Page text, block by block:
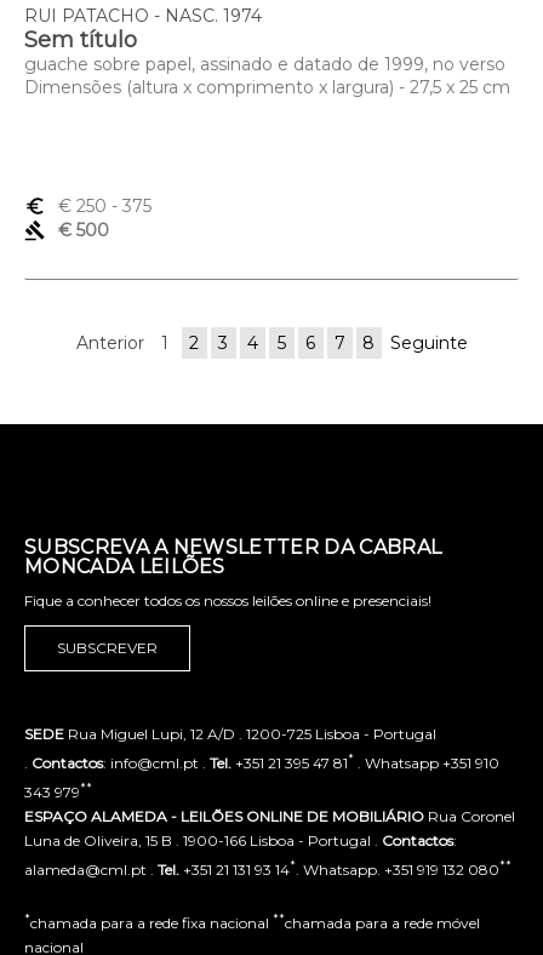
RUI PATACHO - NASC. 1974
Sem título
guache sobre papel, assinado e datado de 1999, no verso
Dimensões (altura x comprimento x largura) - 27,5 x 25 cm
euro_symbol € 250 - 375
gavel
€ 500
Anterior 1 2 3 4 5 6 7 8 Seguinte
SUBSCREVA A NEWSLETTER DA CABRAL
MONCADA LEILÕES
Fique a conhecer todos os nossos leilões online e presenciais!
SUBSCREVER
SEDE Rua Miguel Lupi, 12 A/D . 1200-725 Lisboa - Portugal
. Contactos: info@cml.pt . Tel. +351 21 395 47 81* . Whatsapp +351 910
343 979**
ESPAÇO ALAMEDA - LEILÕES ONLINE DE MOBILIÁRIO Rua Coronel
Luna de Oliveira, 15 B . 1900-166 Lisboa - Portugal . Contactos:
alameda@cml.pt . Tel. +351 21 131 93 14*. Whatsapp. +351 919 132 080**
*chamada para a rede fixa nacional **chamada para a rede móvel
nacional